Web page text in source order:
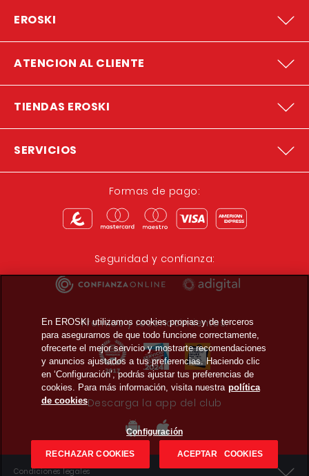
EROSKI
ATENCION AL CLIENTE
TIENDAS EROSKI
SERVICIOS
Formas de pago:
Seguridad y confianza:
Premios y reconocimientos:
Descarga la app del club
Condiciones legales
En EROSKI utilizamos cookies propias y de terceros
para asegurarnos de que todo funcione correctamente,
ofrecerte el mejor servicio y mostrarte recomendaciones
y anuncios ajustados a tus preferencias. Haciendo clic
en ‘Configuración’, podrás ajustar tus preferencias de
cookies. Para más información, visita nuestra política
de cookies
Configuración
RECHAZAR COOKIES ACEPTAR COOKIES